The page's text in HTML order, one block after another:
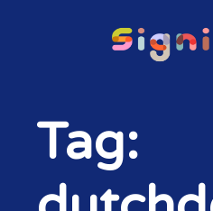
Tag: